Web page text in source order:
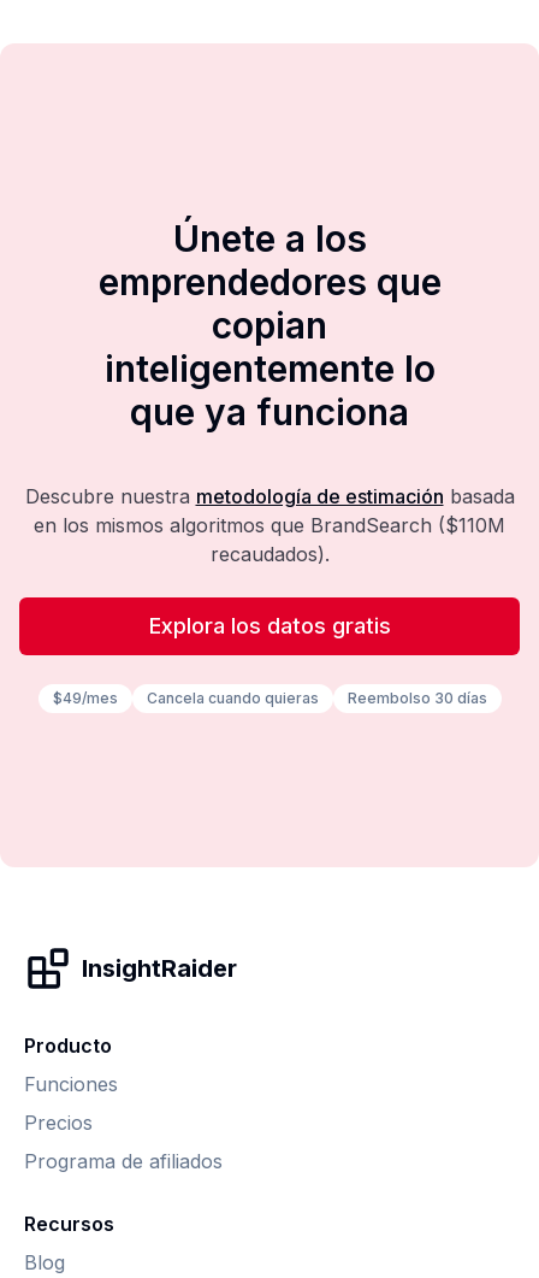
Únete a los
emprendedores que
copian
inteligentemente lo
que ya funciona
Descubre nuestra metodología de estimación basada
en los mismos algoritmos que BrandSearch ($110M
recaudados).
Explora los datos gratis
$49/mes Cancela cuando quieras Reembolso 30 días
InsightRaider
Producto
Funciones
Precios
Programa de afiliados
Recursos
Blog